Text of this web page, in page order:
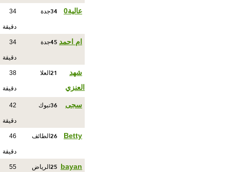
عالية0 34جدة 34
دقيقة
ام احمد 45جدة 34
دقيقة
شهد
العنزي
21 العلا 38
دقيقة
سجى 36تبوك 42
دقيقة
Betty
26 الطائف 46
دقيقة
bayan
25 الرياض 55